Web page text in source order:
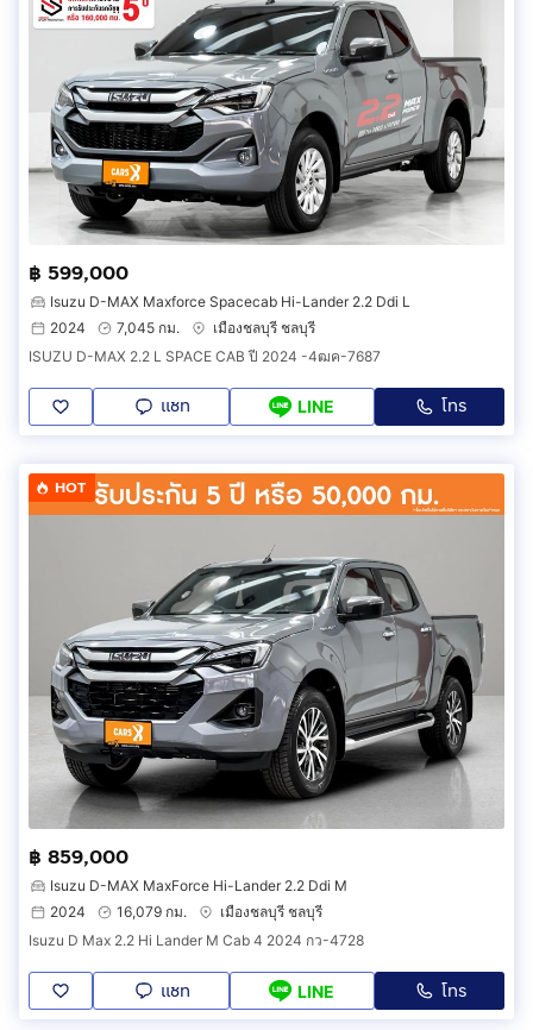
฿ 599,000
Isuzu D-MAX Maxforce Spacecab Hi-Lander 2.2 Ddi L
2024
7,045 กม.
เมืองชลบุรี ชลบุรี
ISUZU D-MAX 2.2 L SPACE CAB ปี 2024 -4ฒค-7687
แชท LINE โทร
HOT
฿ 859,000
Isuzu D-MAX MaxForce Hi-Lander 2.2 Ddi M
2024
16,079 กม.
เมืองชลบุรี ชลบุรี
Isuzu D Max 2.2 Hi Lander M Cab 4 2024 กว-4728
แชท LINE โทร